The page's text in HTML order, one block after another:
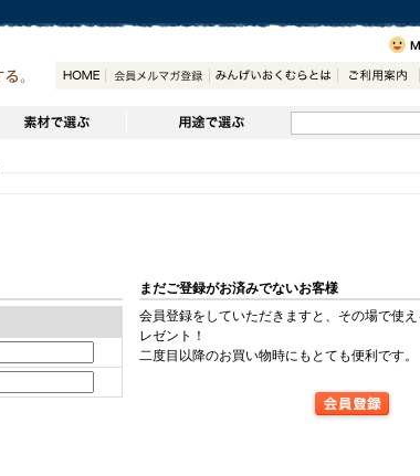
まだご登録がお済みでないお客様
会員登録をしていただきますと、その場で使
レゼント！
二度目以降のお買い物時にもとても便利です。